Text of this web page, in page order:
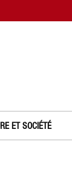
ET SOCIÉTÉ